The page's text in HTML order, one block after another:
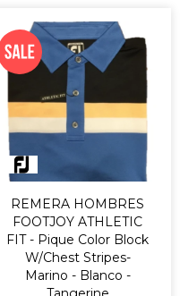
REMERA HOMBRES
FOOTJOY ATHLETIC
FIT - Pique Color Block
W/Chest Stripes-
Marino - Blanco -